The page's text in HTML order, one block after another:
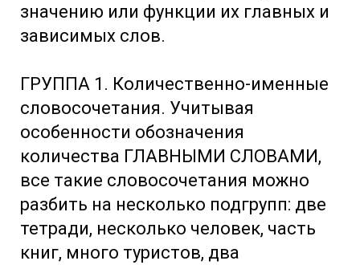
значению или функции их главных и
зависимых слов.
ГРУППА 1. Количественно-именные
словосочетания. Учитывая
особенности обозначения
количества ГЛАВНЫМИ СЛОВАМИ,
все такие словосочетания можно
разбить на несколько подгрупп: две
тетради, несколько человек, часть
книг, много туристов, два